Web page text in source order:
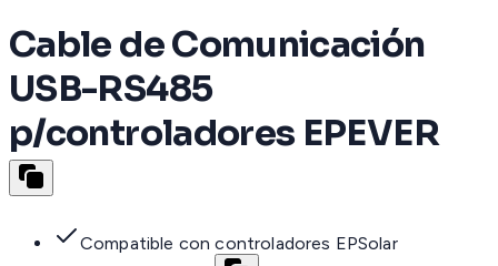
Cable de Comunicación
USB-RS485
p/controladores EPEVER
Compatible con controladores EPSolar